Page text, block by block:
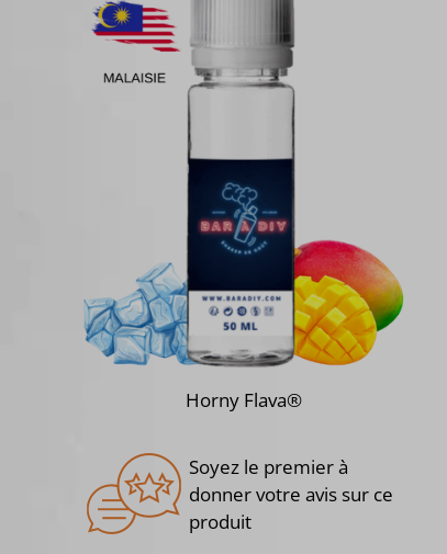
Horny Flava®
Soyez le premier à
donner votre avis sur ce
produit